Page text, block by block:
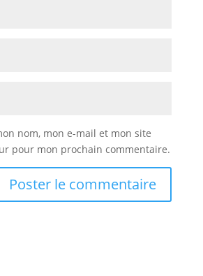
nom, mon e-mail et mon site
pour mon prochain commentaire.